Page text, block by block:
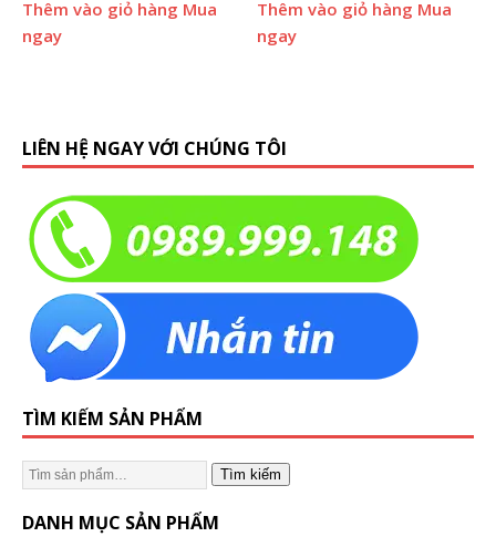
Thêm vào giỏ hàng Mua
ngay
Thêm vào giỏ hàng Mua
ngay
LIÊN HỆ NGAY VỚI CHÚNG TÔI
TÌM KIẾM SẢN PHẨM
Tìm kiếm
DANH MỤC SẢN PHẨM